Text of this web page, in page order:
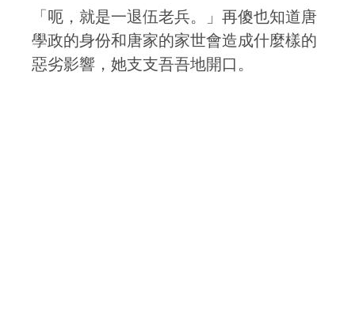
「呃，就是一退伍老兵。」再傻也知道唐
學政的身份和唐家的家世會造成什麼樣的
惡劣影響，她支支吾吾地開口。